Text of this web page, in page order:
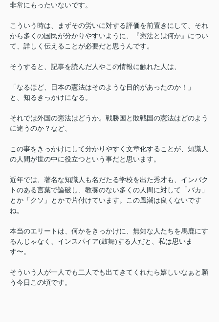
非常にもったいないです。
こういう時は、まずその労いに対する評価を前置きにして、それ
から多くの国民が分かりやすいように、『憲法とは何か』につい
て、詳しく伝えることが必要だと思うんです。
そうすると、記事を読んだ人やこの情報に触れた人は、
「なるほど、日本の憲法はそのような目的があったのか！」
と、知るきっかけになる。
それでは外国の憲法はどうか。戦勝国と敗戦国の憲法はどのよう
に違うのか？など、
この事をきっかけにして分かりやすく文章化することが、知識人
の人間が世の中に役立つという事だと思います。
近年では、著名な知識人も名だたる学校を出た秀才も、インパク
トのある言葉で論破し、教養のない多くの人間に対して「バカ」
とか「クソ」とかで片付けています。この風潮は良くないです
ね。
本当のエリートは、何かをきっかけに、無知な人たちを馬鹿にす
るんじゃなく、インスパイア(鼓舞)する人だと、私は思いま
す〜。
そういう人が一人でも二人でも出てきてくれたら嬉しいなぁと願
う今日この頃です。